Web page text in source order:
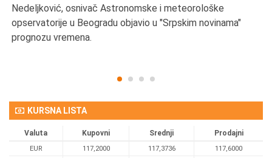
Nedeljković, osnivač Astronomske i meteorološke
opservatorije u Beogradu objavio u "Srpskim novinama"
prognozu vremena.
KURSNA LISTA
Valuta Kupovni Srednji Prodajni
EUR 117,2000 117,3736
117,6000